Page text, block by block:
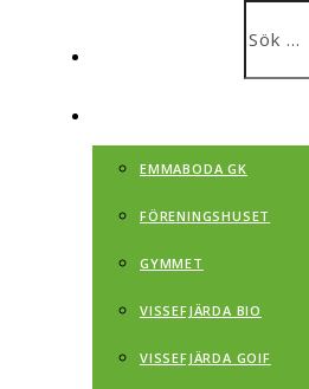
EMMABODA GK
FÖRENINGSHUSET
GYMMET
VISSEFJÄRDA BIO
VISSEFJÄRDA GOIF